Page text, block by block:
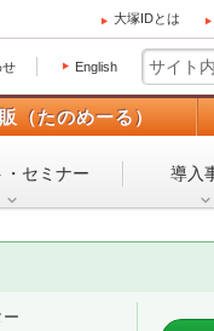
大塚IDとは
せ English
（たのめーる）
セミナー 導入